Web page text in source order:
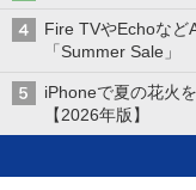
Fire TVやEchoな
「Summer Sale」
iPhoneで夏の花火
【2026年版】